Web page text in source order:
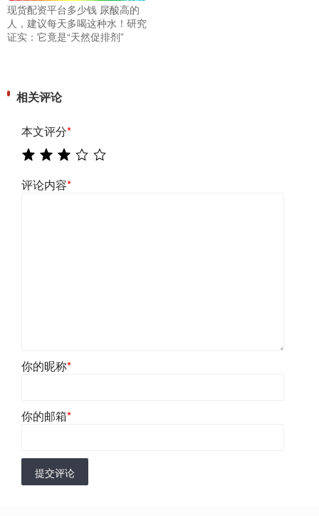
现货配资平台多少钱 尿酸高的
人，建议每天多喝这种水！研究
证实：它竟是“天然促排剂”
相关评论
本文评分*
评论内容*
你的昵称*
你的邮箱*
提交评论